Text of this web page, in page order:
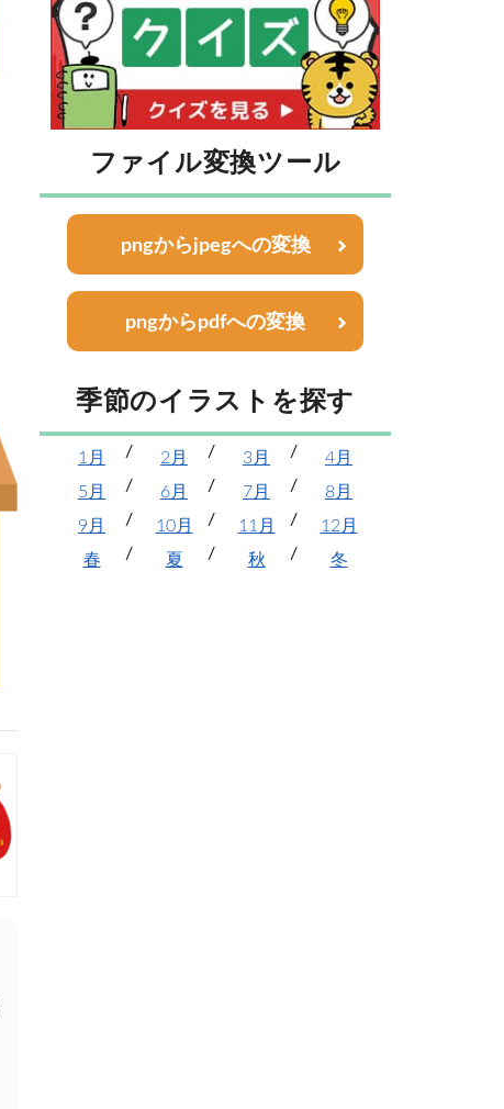
ファイル変換ツール
pngからjpegへの変換
pngからpdfへの変換
季節のイラストを探す
1月 2月 3月
4月
5月
6月 7月
8月
9月
10月 11月
12月
春
夏 秋 冬